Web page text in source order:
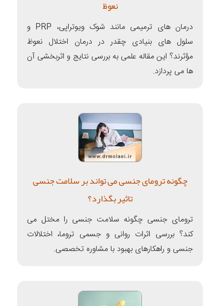
نعوظ
درمان های ترمیمی مانند شوک ویوتراپی، PRP و
سلول های بنیادی چقدر در درمان اختلال نعوظ
مؤثرند؟ این مقاله علمی به بررسی نتایج و اثربخشی آن
ها می پردازد.
چگونه ترومای جنسی می تواند بر سلامت جنسی
تاثیر بگذارد؟
ترومای جنسی چگونه سلامت جنسی را مختل می
کند؟ بررسی اثرات روانی و جسمی تروما، اختلالات
جنسی و راهکارهای بهبود با مشاوره تخصصی.